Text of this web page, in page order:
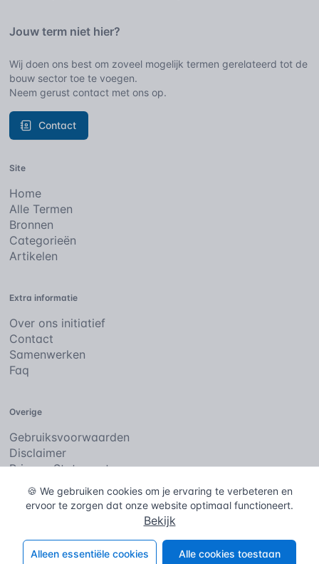
Jouw term niet hier?
Wij doen ons best om zoveel mogelijk termen gerelateerd tot de
bouw sector toe te voegen.
Neem gerust contact met ons op.
Contact
Site
Home
Alle Termen
Bronnen
Categorieën
Artikelen
Extra informatie
Over ons initiatief
Contact
Samenwerken
Faq
Overige
Gebruiksvoorwaarden
Disclaimer
Privacy Statement
Cookies
Copyright © 2026De bouwencyclopedie. Alle rechten
voorbehouden.
🍪 We gebruiken cookies om je ervaring te verbeteren en
ervoor te zorgen dat onze website optimaal functioneert.
Bekijk
Alleen essentiële cookies Alle cookies toestaan